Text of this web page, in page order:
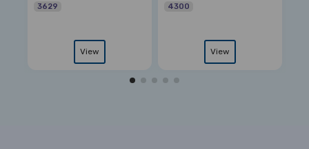
4300
View
прямокутний
View